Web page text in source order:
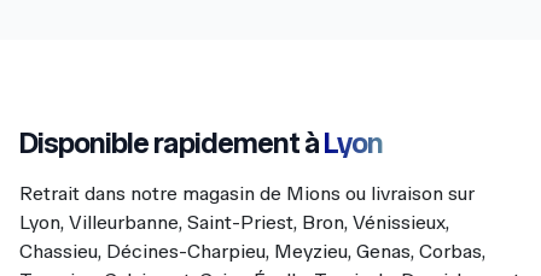
Disponible rapidement àLyon
Retrait dans notre magasin de Mions ou livraison sur
Lyon, Villeurbanne, Saint-Priest, Bron, Vénissieux,
Chassieu, Décines-Charpieu, Meyzieu, Genas, Corbas,